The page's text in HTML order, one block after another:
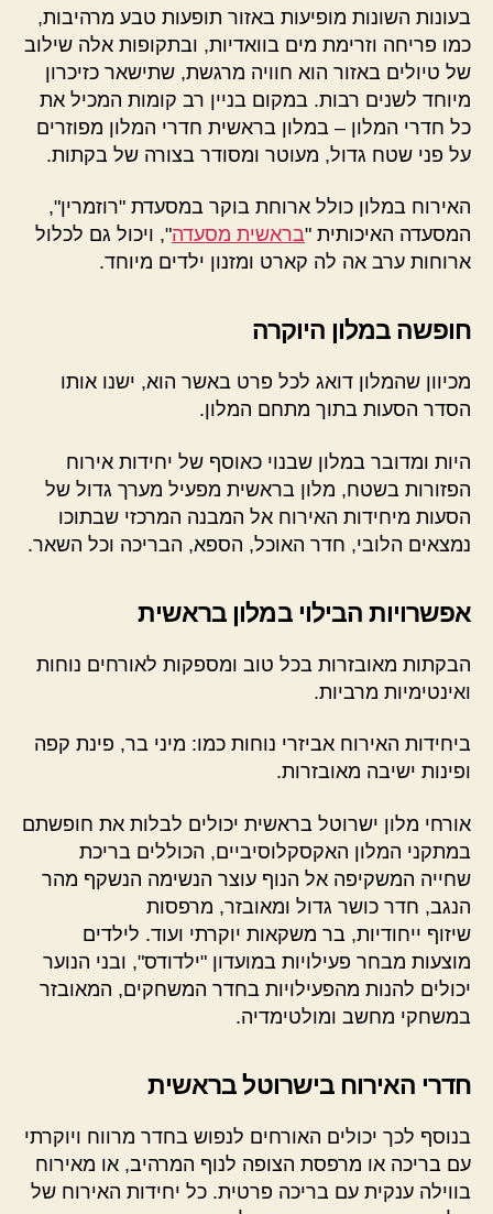
בעונות השונות מופיעות באזור תופעות טבע מרהיבות,
כמו פריחה וזרימת מים בוואדיות, ובתקופות אלה שילוב
של טיולים באזור הוא חוויה מרגשת, שתישאר כזיכרון
מיוחד לשנים רבות. במקום בניין רב קומות המכיל את
כל חדרי המלון – במלון בראשית חדרי המלון מפוזרים
על פני שטח גדול, מעוטר ומסודר בצורה של בקתות.
האירוח במלון כולל ארוחת בוקר במסעדת "רוזמרין",
המסעדה האיכותית "בראשית מסעדה", ויכול גם לכלול
ארוחות ערב אה לה קארט ומזנון ילדים מיוחד.
חופשה במלון היוקרה
מכיוון שהמלון דואג לכל פרט באשר הוא, ישנו אותו
הסדר הסעות בתוך מתחם המלון.
היות ומדובר במלון שבנוי כאוסף של יחידות אירוח
הפזורות בשטח, מלון בראשית מפעיל מערך גדול של
הסעות מיחידות האירוח אל המבנה המרכזי שבתוכו
נמצאים הלובי, חדר האוכל, הספא, הבריכה וכל השאר.
אפשרויות הבילוי במלון בראשית
הבקתות מאובזרות בכל טוב ומספקות לאורחים נוחות
ואינטימיות מרביות.
ביחידות האירוח אביזרי נוחות כמו: מיני בר, פינת קפה
ופינות ישיבה מאובזרות.
אורחי מלון ישרוטל בראשית יכולים לבלות את חופשתם
במתקני המלון האקסקלוסיביים, הכוללים בריכת
שחייה המשקיפה אל הנוף עוצר הנשימה הנשקף מהר
הנגב, חדר כושר גדול ומאובזר, מרפסות
שיזוף ייחודיות, בר משקאות יוקרתי ועוד. לילדים
מוצעות מבחר פעילויות במועדון "ילדודס", ובני הנוער
יכולים להנות מהפעילויות בחדר המשחקים, המאובזר
במשחקי מחשב ומולטימדיה.
חדרי האירוח בישרוטל בראשית
בנוסף לכך יכולים האורחים לנפוש בחדר מרווח ויוקרתי
עם בריכה או מרפסת הצופה לנוף המרהיב, או מאירוח
בווילה ענקית עם בריכה פרטית. כל יחידות האירוח של